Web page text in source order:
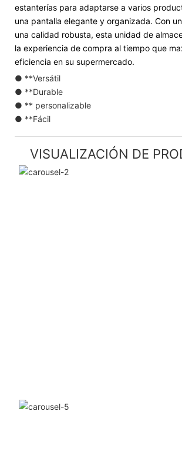
estanterías para adaptarse a varios
una pantalla elegante y organizada. Con
una calidad robusta, esta unidad de
la experiencia de compra al tiempo que
eficiencia en su supermercado.
● **Versátil
● **Durable
● ** personalizable
● **Fácil
VISUALIZACIÓN DE